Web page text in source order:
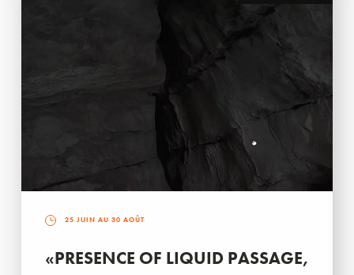
25 JUIN AU 30 AOÛT
«PRESENCE OF LIQUID PASSAGE,